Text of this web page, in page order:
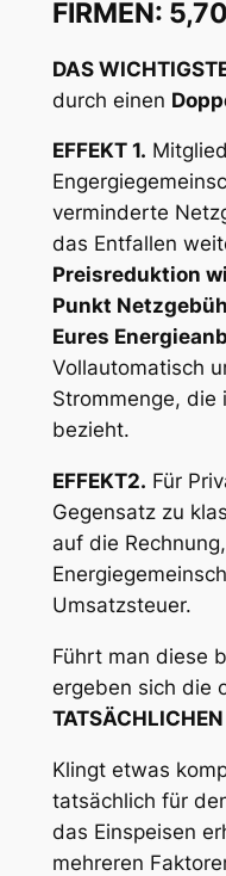
FIRMEN:
DAS
durch einen
EFFEKT 1.
verminderte
das Entfallen
Preisreduktion
Punkt
Eures
Vollautomatisch
Strommenge, die
bezieht.
EFFEKT2. Für
Gegensatz zu
auf die
Umsatzsteuer.
Führt man diese
ergeben sich die
Klingt etwas
tatsächlich für
das Einspeisen
mehreren